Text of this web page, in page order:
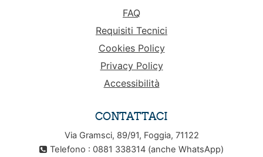
FAQ
Requisiti Tecnici
Cookies Policy
Privacy Policy
Accessibilità
CONTATTACI
Via Gramsci, 89/91, Foggia, 71122
Telefono : 0881 338314 (anche WhatsApp)